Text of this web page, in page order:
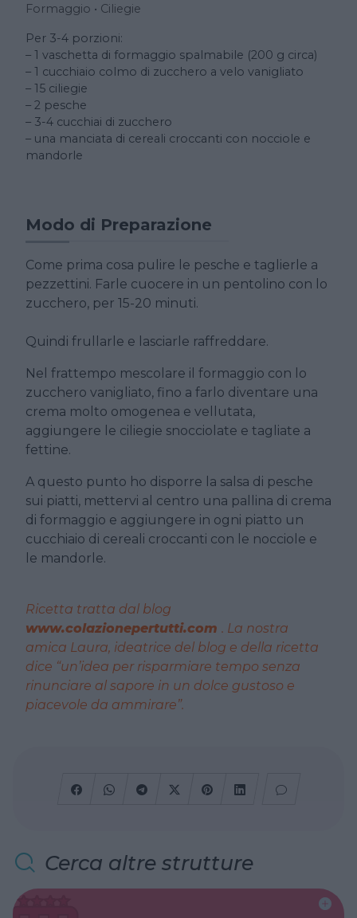
Formaggio • Ciliegie
Per 3-4 porzioni:
– 1 vaschetta di formaggio spalmabile (200 g circa)
– 1 cucchiaio colmo di zucchero a velo vanigliato
– 15 ciliegie
– 2 pesche
– 3-4 cucchiai di zucchero
– una manciata di cereali croccanti con nocciole e
mandorle
Modo di Preparazione
Come prima cosa pulire le pesche e taglierle a
pezzettini. Farle cuocere in un pentolino con lo
zucchero, per 15-20 minuti.
Quindi frullarle e lasciarle raffreddare.
Nel frattempo mescolare il formaggio con lo
zucchero vanigliato, fino a farlo diventare una
crema molto omogenea e vellutata,
aggiungere le ciliegie snocciolate e tagliate a
fettine.
A questo punto ho disporre la salsa di pesche
sui piatti, mettervi al centro una pallina di crema
di formaggio e aggiungere in ogni piatto un
cucchiaio di cereali croccanti con le nocciole e
le mandorle.
Ricetta tratta dal blog
www.colazionepertutti.com . La nostra
amica Laura, ideatrice del blog e della ricetta
dice “un’idea per risparmiare tempo senza
rinunciare al sapore in un dolce gustoso e
piacevole da ammirare”.
Cerca altre strutture